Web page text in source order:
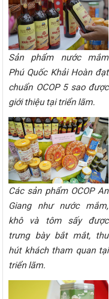
Sản phẩm nước mắm
Phú Quốc Khải Hoàn đạt
chuẩn OCOP 5 sao được
giới thiệu tại triển lãm.
Các sản phẩm OCOP An
Giang như nước mắm,
khô và tôm sấy được
trưng bày bắt mắt, thu
hút khách tham quan tại
triển lãm.